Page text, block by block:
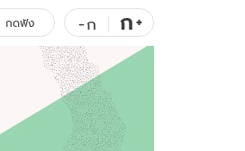
ดูทีวี
WeTV
กดฟัง -ก ก+